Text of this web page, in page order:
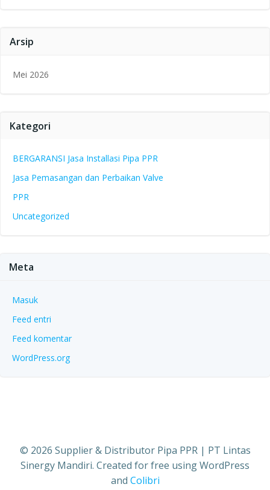
Arsip
Mei 2026
Kategori
BERGARANSI Jasa Installasi Pipa PPR
Jasa Pemasangan dan Perbaikan Valve
PPR
Uncategorized
Meta
Masuk
Feed entri
Feed komentar
WordPress.org
© 2026 Supplier & Distributor Pipa PPR | PT Lintas
Sinergy Mandiri. Created for free using WordPress
and Colibri